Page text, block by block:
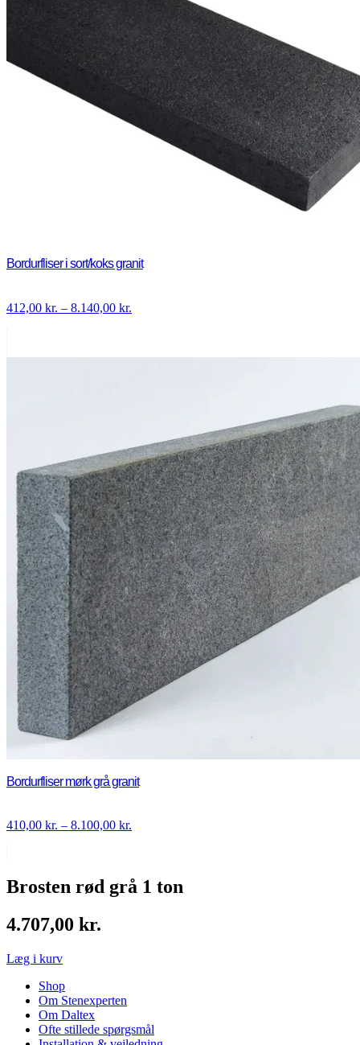
Bordurfliser i sort/koks granit
412,00 kr. – 8.140,00 kr.
Bordurfliser mørk grå granit
410,00 kr. – 8.100,00 kr.
Brosten rød grå 1 ton
4.707,00 kr.
Læg i kurv
Shop
Om Stenexperten
Om Daltex
Ofte stillede spørgsmål